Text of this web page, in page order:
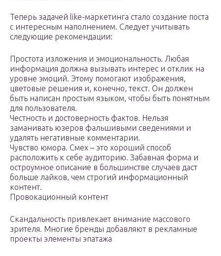
Теперь задачей like-маркетинга стало создание поста
с интересным наполнением. Следует учитывать
следующие рекомендации:
Простота изложения и эмоциональность. Любая
информация должна вызывать интерес и отклик на
уровне эмоций. Этому помогают изображения,
цветовые решения и, конечно, текст. Он должен
быть написан простым языком, чтобы быть понятным
для пользователя.
Честность и достоверность фактов. Нельзя
заманивать юзеров фальшивыми сведениями и
удалять негативные комментарии.
Чувство юмора. Смех – это хороший способ
расположить к себе аудиторию. Забавная форма и
остроумное описание в большинстве случаев даст
больше лайков, чем строгий информационный
контент.
Провокационный контент
Скандальность привлекает внимание массового
зрителя. Многие бренды добавляют в рекламные
проекты элементы эпатажа